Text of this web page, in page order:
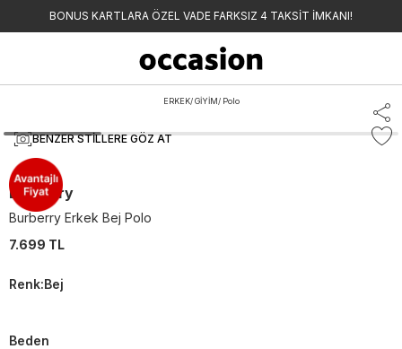
BONUS KARTLARA ÖZEL VADE FARKSIZ 4 TAKSİT İMKANI!
ERKEK/ GİYİM/ Polo
BENZER STILLERE GÖZ AT
Burberry
Burberry Erkek Bej Polo
7.699 TL
Renk:Bej
Beden